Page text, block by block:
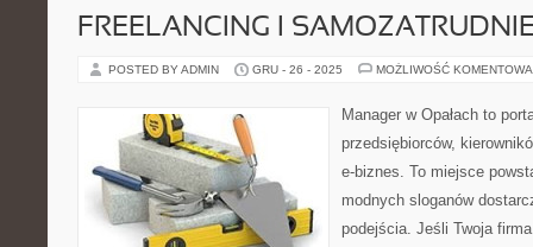
FREELANCING I
POSTED BY ADMIN GRU - 26 - 2025 MOŻLIWOŚĆ
Manager w Opałach to
przedsiębiorców,
e-biznes. To miejsce
modnych sloganów
podejścia. Jeśli Twoja